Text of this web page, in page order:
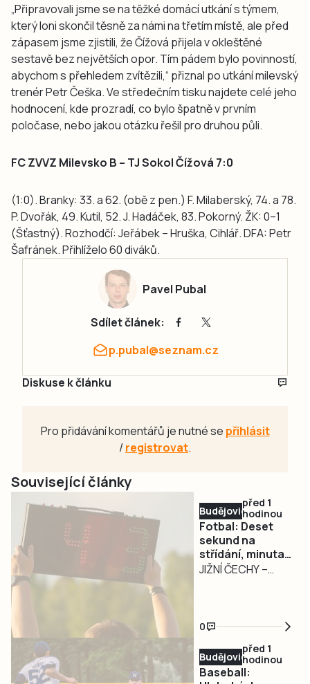
„Připravovali jsme se na těžké domácí utkání s týmem,
který loni skončil těsně za námi na třetím místě, ale před
zápasem jsme zjistili, že Čížová přijela v okleštěné
sestavě bez největších opor. Tím pádem bylo povinností,
abychom s přehledem zvítězili,“ přiznal po utkání milevský
trenér Petr Češka. Ve středečním tisku najdete celé jeho
hodnocení, kde prozradí, co bylo špatně v prvním
poločase, nebo jakou otázku řešil pro druhou půli.
FC ZVVZ Milevsko B – TJ Sokol Čížová 7:0
(1:0). Branky: 33. a 62. (obě z pen.) F. Milaberský, 74. a 78.
P. Dvořák, 49. Kutil, 52. J. Hadáček, 83. Pokorný. ŽK: 0–1
(Šťastný). Rozhodčí: Jeřábek – Hruška, Cihlář. DFA: Petr
Šafránek. Přihlíželo 60 diváků.
Pavel Pubal
Sdílet článek:
p.pubal@seznam.cz
Diskuse k článku
Pro přidávání komentářů je nutné se přihlásit
/registrovat.
Související články
Budějovicko
před 1
hodinou
Fotbal: Deset
sekund na
střídání, minuta
po ošetření.
JIŽNÍ ČECHY –
nejen změny v
kádrech a
soutěžích, ale
také několik
0
Budějovicko
před 1
hodinou
Baseball: